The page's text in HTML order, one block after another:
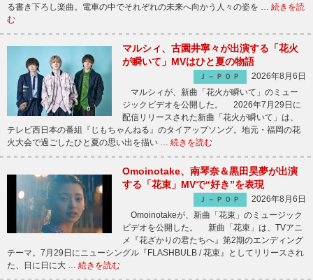
る書き下ろし楽曲。電車の中でそれぞれの未来へ向かう人々の姿を … 続きを読
む
マルシィ、古園井寧々が出演する「花火
が瞬いて」MVはひと夏の物語
Ｊ－ＰＯＰ
2026年8月6日
マルシィが、新曲「花火が瞬いて」のミュー
ジックビデオを公開した。 2026年7月29日に
配信リリースされた新曲「花火が瞬いて」は、
テレビ西日本の番組『じもちゃんねる』のタイアップソング。地元・福岡の花
火大会で過ごしたひと夏の思い出を描い … 続きを読む
Omoinotake、南琴奈＆黒田昊夢が出演
する「花束」MVで“好き”を表現
Ｊ－ＰＯＰ
2026年8月6日
Omoinotakeが、新曲「花束」のミュージック
ビデオを公開した。 新曲「花束」は、TVアニ
メ『花ざかりの君たちへ』第2期のエンディング
テーマ。7月29日にニューシングル『FLASHBULB / 花束』としてリリースされ
た、日に日に大 … 続きを読む